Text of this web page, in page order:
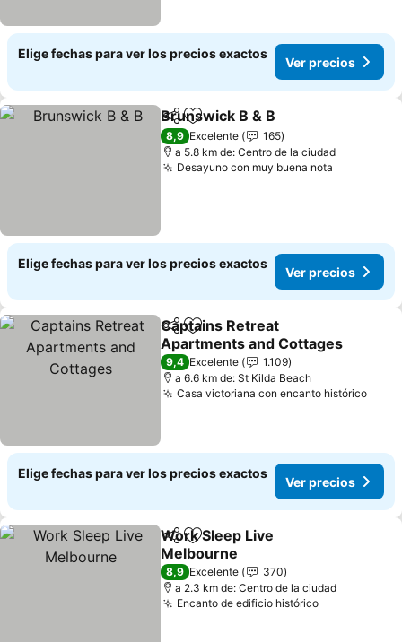
Elige fechas para ver los precios exactos
Ver precios
CompartirAgregar a favoritos
Brunswick B & B
8,9 Excelente
165
a 5.8 km de: Centro de la ciudad
Desayuno con muy buena nota
Elige fechas para ver los precios exactos
Ver precios
CompartirAgregar a favoritos
Captains Retreat
Apartments and Cottages
9,4 Excelente
1.109
a 6.6 km de: St Kilda Beach
Casa victoriana con encanto histórico
Elige fechas para ver los precios exactos
Ver precios
CompartirAgregar a favoritos
Work Sleep Live
Melbourne
8,9 Excelente
370
a 2.3 km de: Centro de la ciudad
Encanto de edificio histórico